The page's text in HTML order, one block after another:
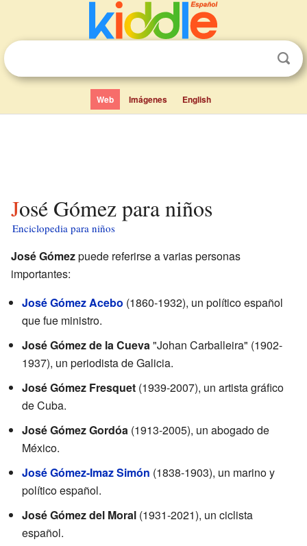
Web Imágenes English
José Gómez para niños
Enciclopedia para niños
José Gómezpuede referirse a varias personas
importantes:
José Gómez Acebo (1860-1932), un político español
que fue ministro.
José Gómez de la Cueva"Johan Carballeira" (1902-
1937), un periodista de Galicia.
José Gómez Fresquet (1939-2007), un artista gráfico
de Cuba.
José Gómez Gordóa (1913-2005), un abogado de
México.
José Gómez-Imaz Simón (1838-1903), un marino y
político español.
José Gómez del Moral (1931-2021), un ciclista
español.